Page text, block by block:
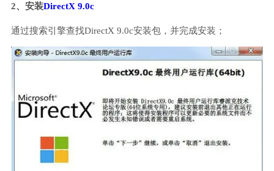
2、安装DirectX 9.0c
通过搜索引擎查找DirectX 9.0c安装包，并完成安装；